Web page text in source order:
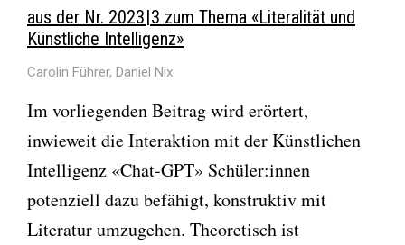
aus der Nr. 2023 | 3 zum Thema «Literalität und
Künstliche Intelligenz»
Carolin Führer, Daniel Nix
Im vorliegenden Beitrag wird erörtert,
inwieweit die Interaktion mit der Künstlichen
Intelligenz «Chat-GPT» Schüler:innen
potenziell dazu befähigt, konstruktiv mit
Literatur umzugehen. Theoretisch ist